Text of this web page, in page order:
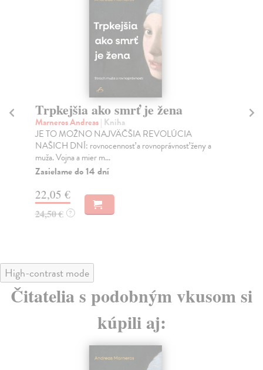
Trpkejšia ako smrť je žena
Marneros Andreas| Kniha
JE TO MOŽNO NAJVÄČŠIA REVOLÚCIA
NAŠICH DNÍ: rovnocennosť a rovnoprávnosť ženy a
muža. Vojna a mier m...
Zasielame do 14 dní
22,05 €
24,50 € ?
High-contrast mode
Čitatelia s podobným vkusom si
kúpili aj: